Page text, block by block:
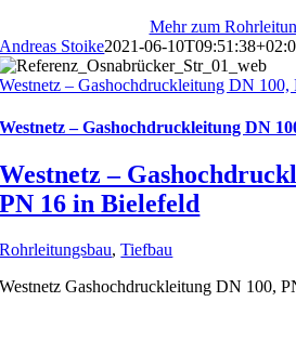
Mehr zum
Andreas Stoike2021-06-
Westnetz – Gashochdruckleitung DN
Westnetz – Gashochdruckleitung DN
Westnetz –
PN 16 in Bielefeld
Rohrleitungsbau,Tiefbau
Westnetz Gashochdruckleitung DN 100,